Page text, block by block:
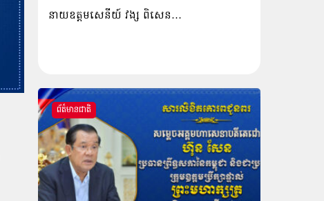
នាយឧត្តមសេនីយ៍ វង្ស ពិសេន…
ព័ត៌មានជាតិ